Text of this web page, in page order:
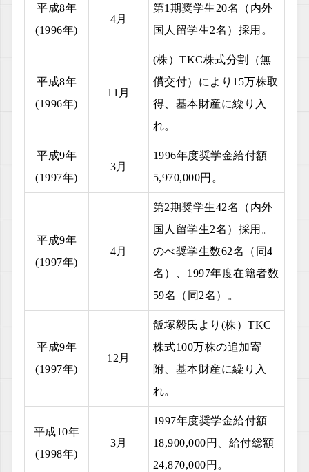
平成8年
(1996年)
4月
第1期奨学生20名（内外
国人留学生2名）採用。
平成8年
(1996年)
11月
(株）TKC株式分割（無
償交付）により15万株取
得、基本財産に繰り入
れ。
平成9年
(1997年)
3月
1996年度奨学金給付額
5,970,000円。
平成9年
(1997年)
4月
第2期奨学生42名（内外
国人留学生2名）採用。
のべ奨学生数62名（同4
名）、1997年度在籍者数
59名（同2名）。
平成9年
(1997年)
12月
飯塚毅氏より(株）TKC
株式100万株の追加寄
附、基本財産に繰り入
れ。
平成10年
(1998年)
3月
1997年度奨学金給付額
18,900,000円、給付総額
24,870,000円。